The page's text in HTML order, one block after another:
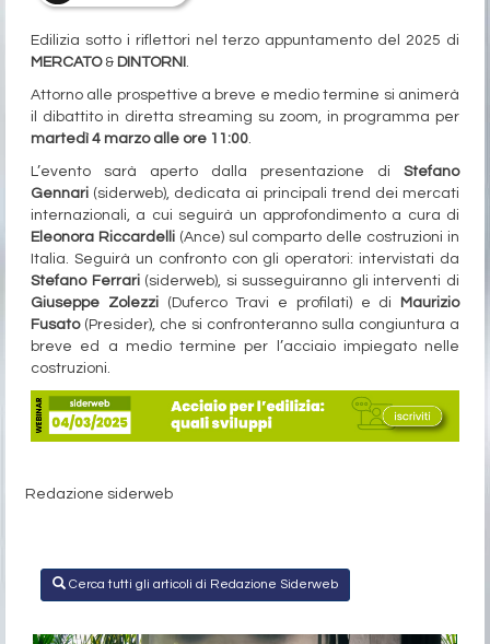
Edilizia sotto i riflettori nel terzo appuntamento del 2025 di
MERCATO & DINTORNI .
Attorno alle prospettive a breve e medio termine si animerà
il dibattito in diretta streaming su zoom, in programma per
martedì 4 marzo alle ore 11:00.
L’evento sarà aperto dalla presentazione di Stefano
Gennari (siderweb), dedicata ai principali trend dei mercati
internazionali, a cui seguirà un approfondimento a cura di
Eleonora Riccardelli(Ance) sul comparto delle costruzioni in
Italia. Seguirà un confronto con gli operatori: intervistati da
Stefano Ferrari (siderweb), si susseguiranno gli interventi di
Giuseppe Zolezzi(Duferco Travi e profilati) e di
Maurizio
Fusato(Presider), che si confronteranno sulla congiuntura a
breve ed a medio termine per l’acciaio impiegato nelle
costruzioni.
Redazione siderweb
Cerca tutti gli articoli di Redazione Siderweb